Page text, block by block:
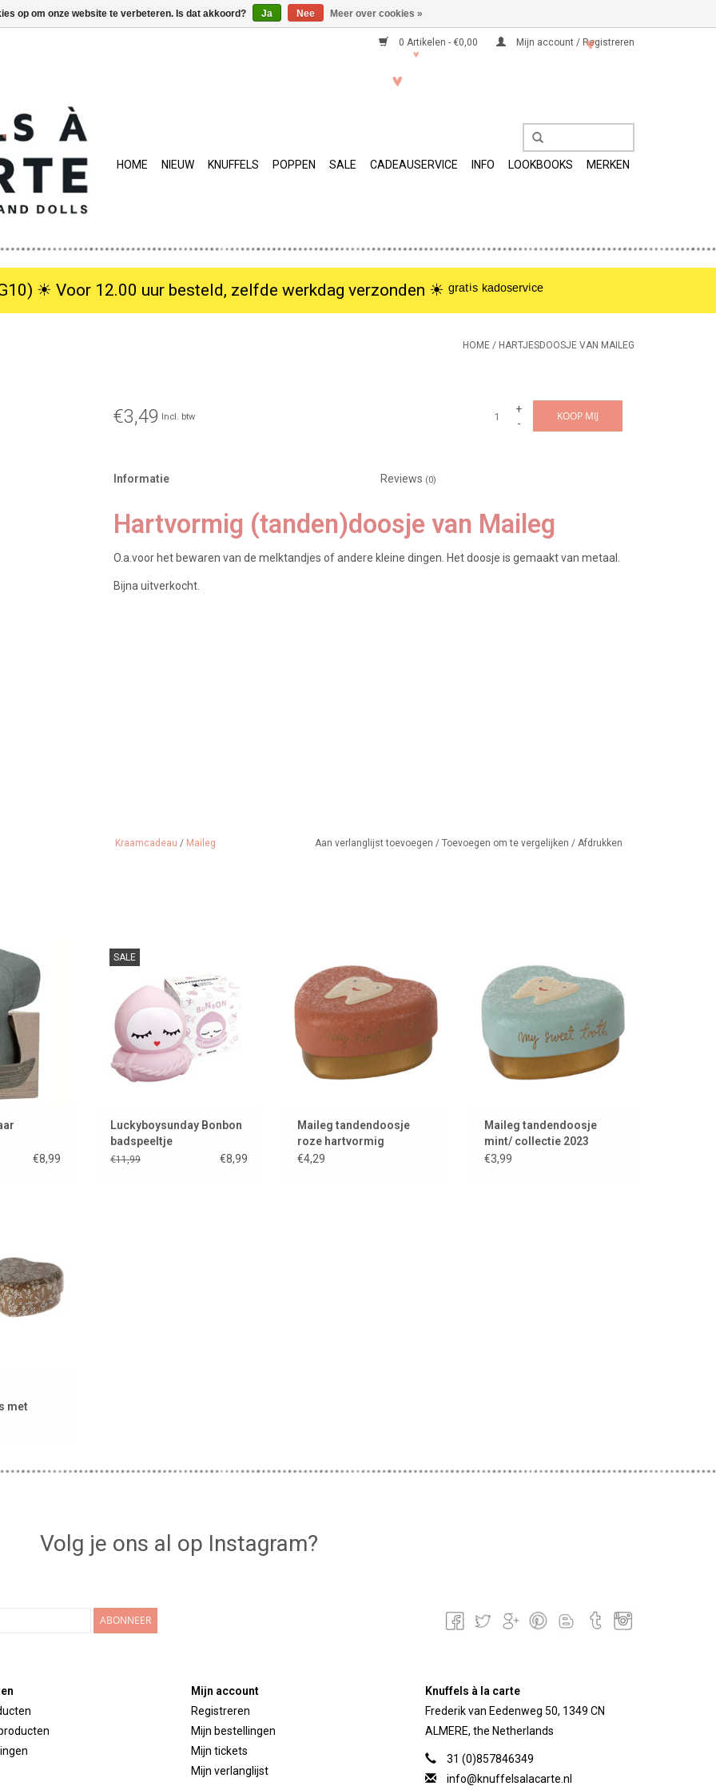
0 Artikelen - €0,00 Mijn account / Registreren
HOME NIEUW KNUFFELS POPPEN SALE CADEAUSERVICE INFO LOOKBOOKS MERKEN
☀︎ Voor 12.00 uur besteld, zelfde werkdag verzonden ☀︎ ᵍʳᵃᵗⁱˢ ᵏᵃᵈᵒˢᵉʳᵛⁱᶜᵉ
HOME / HARTJESDOOSJE VAN MAILEG
€3,49 Incl. btw
+
-
KOOP MIJ
Informatie Reviews (0)
Hartvormig (tanden)doosje van Maileg
O.a.voor het bewaren van de melktandjes of andere kleine dingen. Het doosje is gemaakt van metaal.
Bijna uitverkocht.
Kraamcadeau / Maileg Aan verlanglijst toevoegen / Toevoegen om te vergelijken / Afdrukken
is een hele
van
€8,99
SALE
TOEVOEGEN AAN WINKELWAGEN
Luckyboysunday Bonbon
badspeeltje
€11,99 €8,99
TOEVOEGEN AAN WINKELWAGEN
Maileg tandendoosje
roze hartvormig
€4,29
TOEVOEGEN AAN WINKELWAGEN
Maileg tandendoosje
mint/ collectie 2023
€3,99
met
Volg je ons al op Instagram?
ABONNEER
Mijn account
Registreren
Mijn bestellingen
Mijn tickets
Mijn verlanglijst
Knuffels à la carte
Frederik van Eedenweg 50, 1349 CN
ALMERE, the Netherlands
31 (0)857846349
info@knuffelsalacarte.nl
op om onze website te verbeteren. Is dat akkoord? Ja Nee Meer over cookies »